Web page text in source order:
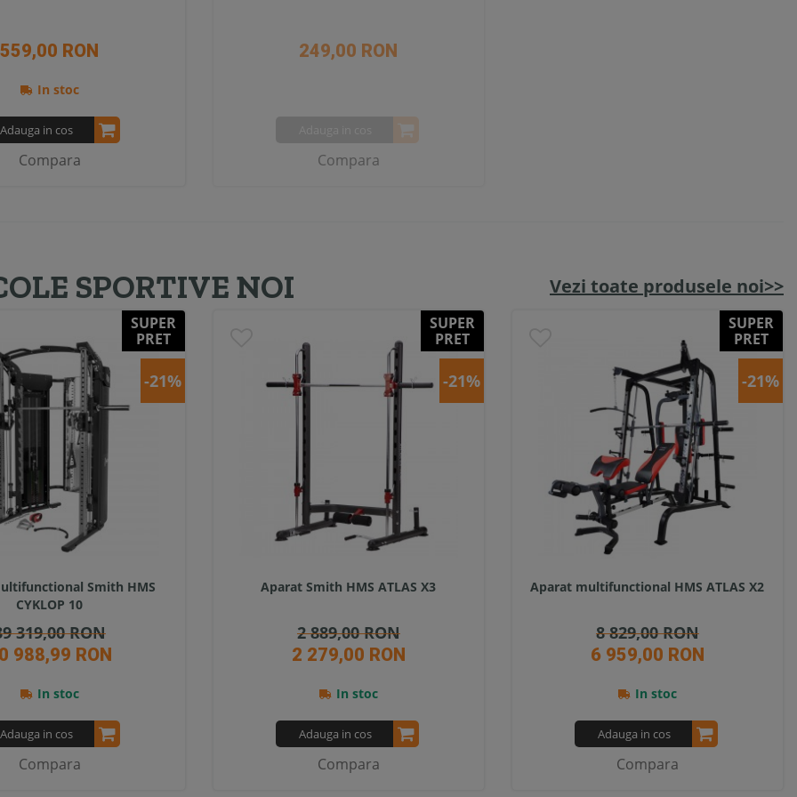
559,00 RON
In stoc
Adauga in cos
Compara
249,00 RON
Compara
SPORTIVE NOI
SUPER
PRET
-21%
Smith HMS
CYKLOP 10
319,00 RON
988,99 RON
In stoc
Adauga in cos
Compara
SUPER
PRET
-21%
Aparat Smith HMS ATLAS X3
2 889,00 RON
2 279,00 RON
In stoc
Adauga in cos
Compara
SUPER
PRET
-21%
Aparat multifunctional HMS ATLAS X2
8 829,00 RON
6 959,00 RON
In stoc
Adauga in cos
Compara
Vezi toate produsele noi>>